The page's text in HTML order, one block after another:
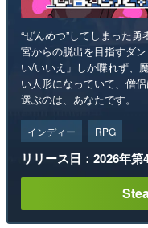
“ぜんめつ”してしまった
宮からの脱出を目指すダ
い/いいえ」しか喋れず、
い人形になっていて、僧
選ぶのは、あなたです。
インディー RPG
リリース日：2026年第